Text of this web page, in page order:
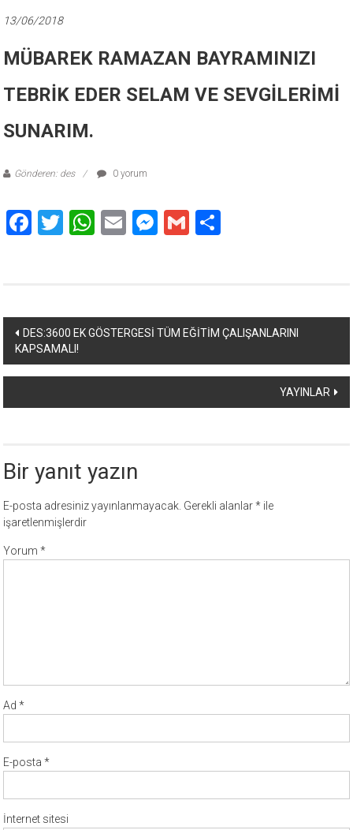
13/06/2018
MÜBAREK RAMAZAN BAYRAMINIZI
TEBRİK EDER SELAM VE SEVGİLERİMİ
SUNARIM.
Gönderen: des 0 yorum
Facebook
Twitter
WhatsApp
EmailMessenger
Gmail
Yazı
dolaşımı
DES:3600 EK GÖSTERGESİ TÜM EĞİTİM ÇALIŞANLARINI
KAPSAMALI!
YAYINLAR
Bir yanıt yazın
E-posta adresiniz yayınlanmayacak. Gerekli alanlar* ile
işaretlenmişlerdir
Yorum*
Ad*
E-posta*
İnternet sitesi